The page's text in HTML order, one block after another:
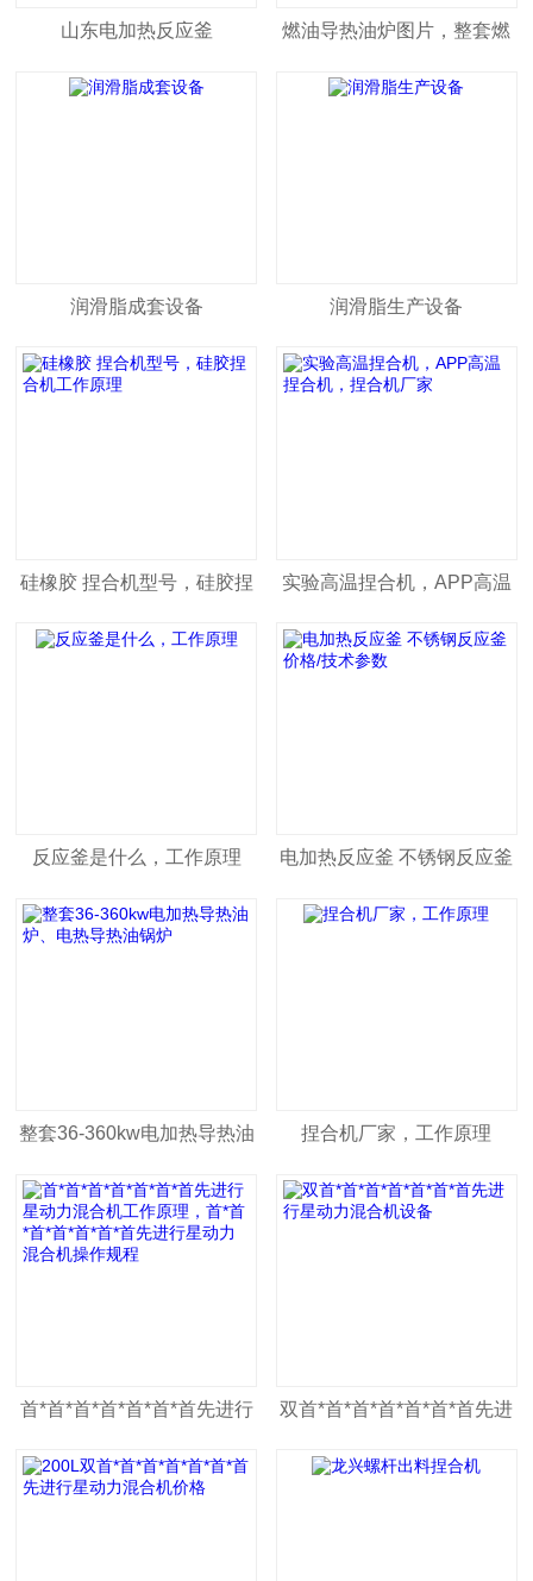
山东电加热反应釜 燃油导热油炉图片，整套燃
油导热油炉设备图片
润滑脂成套设备 润滑脂生产设备
硅橡胶 捏合机型号，硅胶捏
合机工作原理
实验高温捏合机，APP高温
捏合机，捏合机厂家
反应釜是什么，工作原理 电加热反应釜 不锈钢反应釜
价格/技术参数
整套36-360kw电加热导热油
炉、电热导热油锅炉
捏合机厂家，工作原理
首*首*首*首*首*首*首先进行
星动力混合机工作原理，首*
首*首*首*首*首*首先进行星
双首*首*首*首*首*首*首先进
行星动力混合机设备